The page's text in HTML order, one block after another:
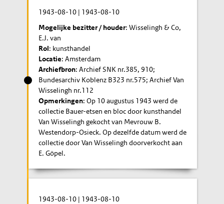
1943-08-10 | 1943-08-10
Mogelijke bezitter / houder: Wisselingh & Co,
E.J. van
Rol: kunsthandel
Locatie: Amsterdam
Archiefbron: Archief SNK nr.385, 910;
Bundesarchiv Koblenz B323 nr.575; Archief Van
Wisselingh nr.112
Opmerkingen: Op 10 augustus 1943 werd de
collectie Bauer-etsen en bloc door kunsthandel
Van Wisselingh gekocht van Mevrouw B.
Westendorp-Osieck. Op dezelfde datum werd de
collectie door Van Wisselingh doorverkocht aan
E. Göpel.
1943-08-10 | 1943-08-10